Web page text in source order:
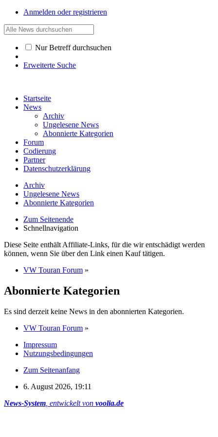
Anmelden oder registrieren
Nur Betreff durchsuchen
Erweiterte Suche
Startseite
News
Archiv
Ungelesene News
Abonnierte Kategorien
Forum
Codierung
Partner
Datenschutzerklärung
Archiv
Ungelesene News
Abonnierte Kategorien
Zum Seitenende
Schnellnavigation
Diese Seite enthält Affiliate-Links, für die wir entschädigt werden
können, wenn Sie über den Link einen Kauf tätigen.
VW Touran Forum »
Abonnierte Kategorien
Es sind derzeit keine News in den abonnierten Kategorien.
VW Touran Forum »
Impressum
Nutzungsbedingungen
Zum Seitenanfang
6. August 2026, 19:11
News-System , entwickelt von voolia.de